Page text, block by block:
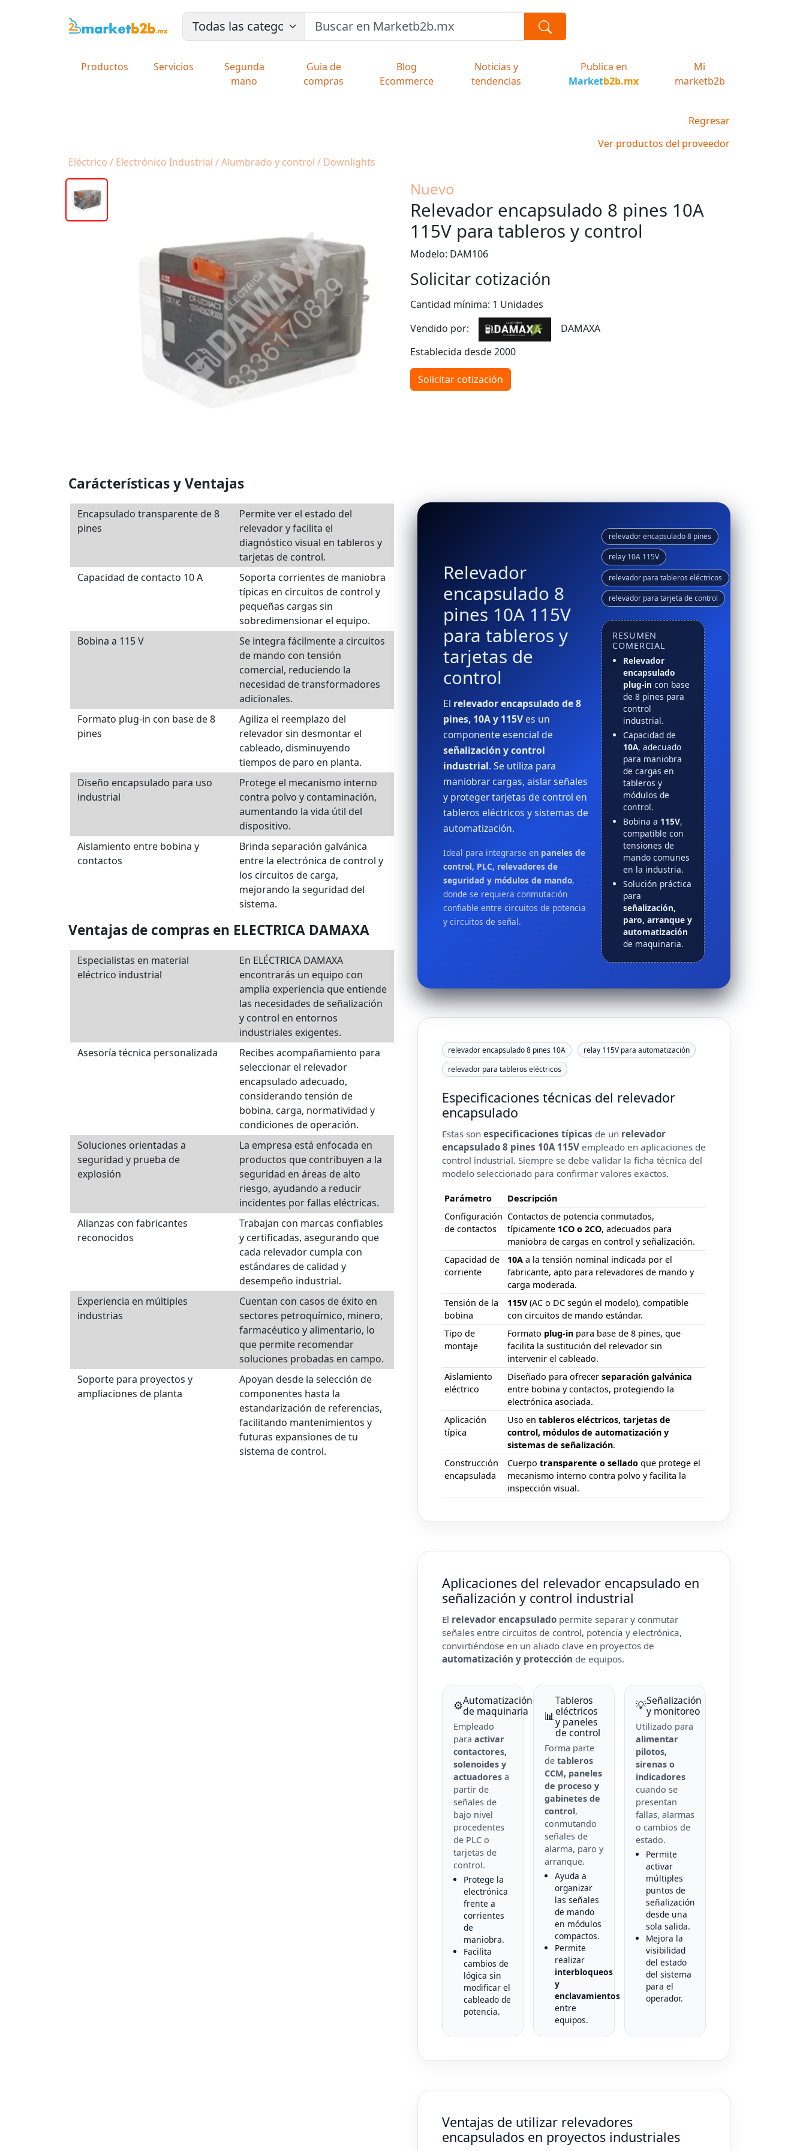
Productos Servicios
Segunda
mano
Guia de
compras
Blog
Ecommerce
Noticias y
tendencias
Publica en
Marketb2b.mx
Mi
marketb2b
Regresar
Ver productos del proveedor
Eléctrico / Electrónico Industrial / Alumbrado y control / Downlights
Nuevo
Relevador encapsulado 8 pines 10A
115V para tableros y control
Modelo: DAM106
Solicitar cotización
Cantidad mínima: 1 Unidades
Vendido por:
DAMAXA
Establecida desde 2000
Solicitar cotización
Carácterísticas y Ventajas
Encapsulado transparente de 8
pines
Permite ver el estado del
relevador y facilita el
diagnóstico visual en tableros y
tarjetas de control.
Capacidad de contacto 10 A
Soporta corrientes de maniobra
típicas en circuitos de control y
pequeñas cargas sin
sobredimensionar el equipo.
Bobina a 115 V
Se integra fácilmente a circuitos
de mando con tensión
comercial, reduciendo la
necesidad de transformadores
adicionales.
Formato plug-in con base de 8
pines
Agiliza el reemplazo del
relevador sin desmontar el
cableado, disminuyendo
tiempos de paro en planta.
Diseño encapsulado para uso
industrial
Protege el mecanismo interno
contra polvo y contaminación,
aumentando la vida útil del
dispositivo.
Aislamiento entre bobina y
contactos
Brinda separación galvánica
entre la electrónica de control y
los circuitos de carga,
mejorando la seguridad del
sistema.
Ventajas de compras en ELECTRICA DAMAXA
Especialistas en material
eléctrico industrial
En ELÉCTRICA DAMAXA
encontrarás un equipo con
amplia experiencia que entiende
las necesidades de señalización
y control en entornos
industriales exigentes.
Asesoría técnica personalizada
Recibes acompañamiento para
seleccionar el relevador
encapsulado adecuado,
considerando tensión de
bobina, carga, normatividad y
condiciones de operación.
Soluciones orientadas a
seguridad y prueba de
explosión
La empresa está enfocada en
productos que contribuyen a la
seguridad en áreas de alto
riesgo, ayudando a reducir
incidentes por fallas eléctricas.
Alianzas con fabricantes
reconocidos
Trabajan con marcas confiables
y certificadas, asegurando que
cada relevador cumpla con
estándares de calidad y
desempeño industrial.
Experiencia en múltiples
industrias
Cuentan con casos de éxito en
sectores petroquímico, minero,
farmacéutico y alimentario, lo
que permite recomendar
soluciones probadas en campo.
Soporte para proyectos y
ampliaciones de planta
Apoyan desde la selección de
componentes hasta la
estandarización de referencias,
facilitando mantenimientos y
futuras expansiones de tu
sistema de control.
Relevador
encapsulado 8
pines 10A 115V
para tableros y
tarjetas de
control
El relevador encapsulado de 8
pines, 10A y 115Ves un
componente esencial de
señalización y control
industrial. Se utiliza para
maniobrar cargas, aislar señales
y proteger tarjetas de control en
tableros eléctricos y sistemas de
automatización.
Ideal para integrarse en paneles de
control, PLC, relevadores de
seguridad y módulos de mando,
donde se requiera conmutación
confiable entre circuitos de potencia
y circuitos de señal.
relevador encapsulado 8 pines
relay 10A 115V
relevador para tableros eléctricos
relevador para tarjeta de control
RESUMEN
COMERCIAL
Relevador
encapsulado
plug-in con base
de 8 pines para
control
industrial.
Capacidad de
10A, adecuado
para maniobra
de cargas en
tableros y
módulos de
control.
Bobina a 115V,
compatible con
tensiones de
mando comunes
en la industria.
Solución práctica
para
señalización,
paro, arranque y
automatización
de maquinaria.
relevador encapsulado 8 pines 10A
relay 115V para automatización
relevador para tableros eléctricos
Especificaciones técnicas del relevador
encapsulado
Estas son especificaciones típicas de un relevador
encapsulado 8 pines 10A 115V empleado en aplicaciones de
control industrial. Siempre se debe validar la ficha técnica del
modelo seleccionado para confirmar valores exactos.
Parámetro
Descripción
Configuración
de contactos
Contactos de potencia conmutados,
típicamente 1CO o 2CO, adecuados para
maniobra de cargas en control y señalización.
Capacidad de
corriente
10A a la tensión nominal indicada por el
fabricante, apto para relevadores de mando y
carga moderada.
Tensión de la
bobina
115V(AC o DC según el modelo), compatible
con circuitos de mando estándar.
Tipo de
montaje
Formato plug-in para base de 8 pines, que
facilita la sustitución del relevador sin
intervenir el cableado.
Aislamiento
eléctrico
Diseñado para ofrecer separación galvánica
entre bobina y contactos, protegiendo la
electrónica asociada.
Aplicación
típica
Uso en tableros eléctricos, tarjetas de
control, módulos de automatización y
sistemas de señalización.
Construcción
encapsulada
Cuerpo transparente o sellado que protege el
mecanismo interno contra polvo y facilita la
inspección visual.
Aplicaciones del relevador encapsulado en
señalización y control industrial
El relevador encapsulado permite separar y conmutar
señales entre circuitos de control, potencia y electrónica,
convirtiéndose en un aliado clave en proyectos de
automatización y protección de equipos.
⚙️Automatización
de maquinaria
Empleado
para activar
contactores,
solenoides y
actuadoresa
partir de
señales de
bajo nivel
procedentes
de PLC o
tarjetas de
control.
Protege la
electrónica
frente a
corrientes
de
maniobra.
Facilita
cambios de
lógica sin
modificar el
cableado de
potencia.
📊
Tableros
eléctricos
y paneles
de control
Forma parte
de tableros
CCM, paneles
de proceso y
gabinetes de
control,
conmutando
señales de
alarma, paro y
arranque.
Ayuda a
organizar
las señales
de mando
en módulos
compactos.
Permite
realizar
interbloqueos
y
enclavamientos
entre
equipos.
💡Señalización
y monitoreo
Utilizado para
alimentar
pilotos,
sirenas o
indicadores
cuando se
presentan
fallas, alarmas
o cambios de
estado.
Permite
activar
múltiples
puntos de
señalización
desde una
sola salida.
Mejora la
visibilidad
del estado
del sistema
para el
operador.
Ventajas de utilizar relevadores
encapsulados en proyectos industriales